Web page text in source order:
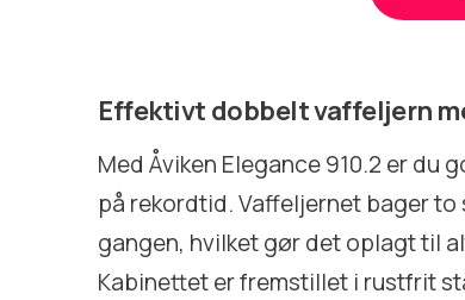
Effektivt dobbelt vaffeljern
Med Åviken Elegance 910.2 er
på rekordtid. Vaffeljernet bager
gangen, hvilket gør det oplagt til
Kabinettet er fremstillet i rustfrit